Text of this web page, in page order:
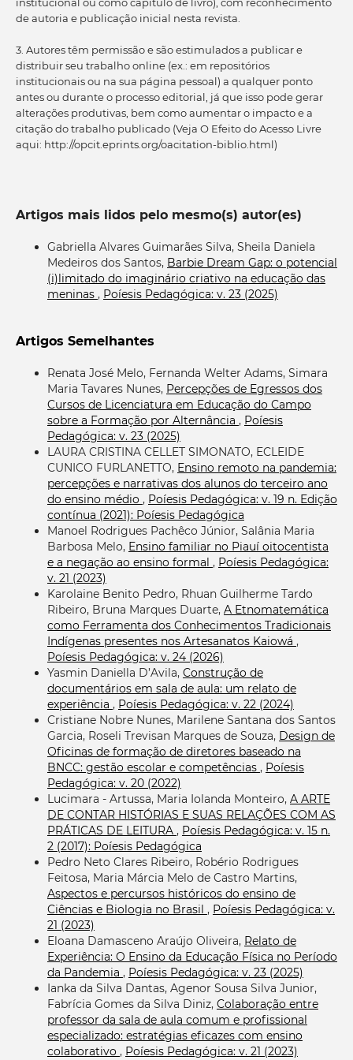
institucional ou como capítulo de livro), com reconhecimento
de autoria e publicação inicial nesta revista.
3. Autores têm permissão e são estimulados a publicar e
distribuir seu trabalho online (ex.: em repositórios
institucionais ou na sua página pessoal) a qualquer ponto
antes ou durante o processo editorial, já que isso pode gerar
alterações produtivas, bem como aumentar o impacto e a
citação do trabalho publicado (Veja O Efeito do Acesso Livre
aqui: http://opcit.eprints.org/oacitation-biblio.html)
Artigos mais lidos pelo mesmo(s) autor(es)
Gabriella Alvares Guimarães Silva, Sheila Daniela
Medeiros dos Santos, Barbie Dream Gap: o potencial
(i)limitado do imaginário criativo na educação das
meninas , Poíesis Pedagógica: v. 23 (2025)
Artigos Semelhantes
Renata José Melo, Fernanda Welter Adams, Simara
Maria Tavares Nunes, Percepções de Egressos dos
Cursos de Licenciatura em Educação do Campo
sobre a Formação por Alternância , Poíesis
Pedagógica: v. 23 (2025)
LAURA CRISTINA CELLET SIMONATO, ECLEIDE
CUNICO FURLANETTO, Ensino remoto na pandemia:
percepções e narrativas dos alunos do terceiro ano
do ensino médio , Poíesis Pedagógica: v. 19 n. Edição
contínua (2021): Poíesis Pedagógica
Manoel Rodrigues Pachêco Júnior, Salânia Maria
Barbosa Melo, Ensino familiar no Piauí oitocentista
e a negação ao ensino formal , Poíesis Pedagógica:
v. 21 (2023)
Karolaine Benito Pedro, Rhuan Guilherme Tardo
Ribeiro, Bruna Marques Duarte, A Etnomatemática
como Ferramenta dos Conhecimentos Tradicionais
Indígenas presentes nos Artesanatos Kaiowá ,
Poíesis Pedagógica: v. 24 (2026)
Yasmin Daniella D’Avila, Construção de
documentários em sala de aula: um relato de
experiência , Poíesis Pedagógica: v. 22 (2024)
Cristiane Nobre Nunes, Marilene Santana dos Santos
Garcia, Roseli Trevisan Marques de Souza, Design de
Oficinas de formação de diretores baseado na
BNCC: gestão escolar e competências , Poíesis
Pedagógica: v. 20 (2022)
Lucimara - Artussa, Maria Iolanda Monteiro, A ARTE
DE CONTAR HISTÓRIAS E SUAS RELAÇÕES COM AS
PRÁTICAS DE LEITURA , Poíesis Pedagógica: v. 15 n.
2 (2017): Poíesis Pedagógica
Pedro Neto Clares Ribeiro, Robério Rodrigues
Feitosa, Maria Márcia Melo de Castro Martins,
Aspectos e percursos históricos do ensino de
Ciências e Biologia no Brasil , Poíesis Pedagógica: v.
21 (2023)
Eloana Damasceno Araújo Oliveira, Relato de
Experiência: O Ensino da Educação Física no Período
da Pandemia , Poíesis Pedagógica: v. 23 (2025)
Ianka da Silva Dantas, Agenor Sousa Silva Junior,
Fabrícia Gomes da Silva Diniz, Colaboração entre
professor da sala de aula comum e profissional
especializado: estratégias eficazes com ensino
colaborativo , Poíesis Pedagógica: v. 21 (2023)